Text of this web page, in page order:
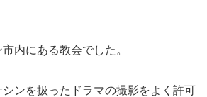
内にある教会でした。
ンを扱ったドラマの撮影をよく許可